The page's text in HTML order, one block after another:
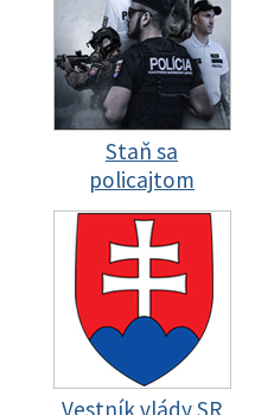
Staň sa
policajtom
Vestník vlády SR